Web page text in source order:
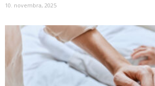
10. novembra, 2025